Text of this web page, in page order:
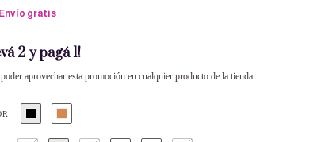
Envío gratis
2 y pagá 1!
aprovechar esta promoción en cualquier producto de la tienda.